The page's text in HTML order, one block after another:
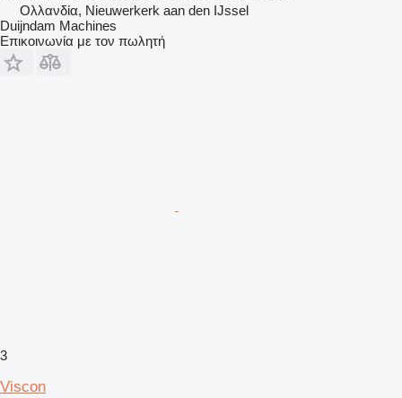
Ολλανδία, Nieuwerkerk aan den IJssel
Duijndam Machines
Επικοινωνία με τον πωλητή
3
Viscon